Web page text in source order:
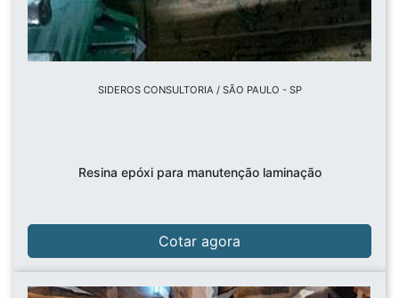
SIDEROS CONSULTORIA / SÃO PAULO - SP
Resina epóxi para manutenção laminação
Cotar agora